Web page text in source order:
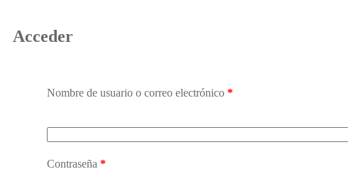
Acceder
Nombre de usuario o correo electrónico *
Contraseña *